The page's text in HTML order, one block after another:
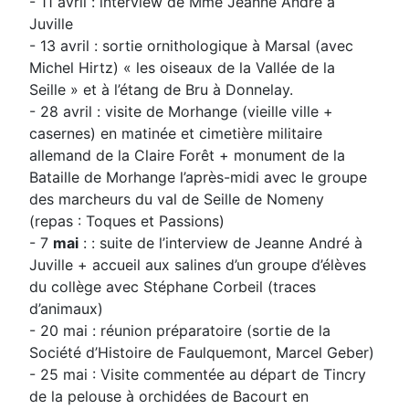
Juville
- 13 avril : sortie ornithologique à Marsal (avec
Michel Hirtz) « les oiseaux de la Vallée de la
Seille » et à l’étang de Bru à Donnelay.
- 28 avril : visite de Morhange (vieille ville +
casernes) en matinée et cimetière militaire
allemand de la Claire Forêt + monument de la
Bataille de Morhange l’après-midi avec le groupe
des marcheurs du val de Seille de Nomeny
(repas : Toques et Passions)
- 7 mai : : suite de l’interview de Jeanne André à
Juville + accueil aux salines d’un groupe d’élèves
du collège avec Stéphane Corbeil (traces
d’animaux)
- 20 mai : réunion préparatoire (sortie de la
Société d’Histoire de Faulquemont, Marcel Geber)
- 25 mai : Visite commentée au départ de Tincry
de la pelouse à orchidées de Bacourt en